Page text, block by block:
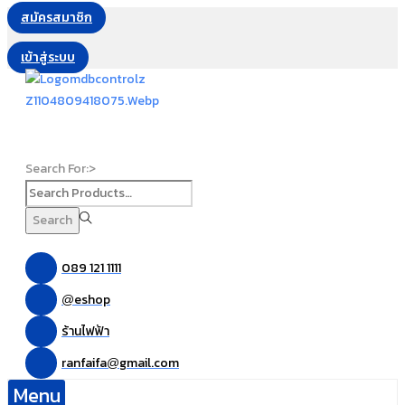
สมัครสมาชิก
เข้าสู่ระบบ
Search For:>
Search
089 121 1111
@eshop
ร้านไฟฟ้า
ranfaifa@gmail.com
Menu